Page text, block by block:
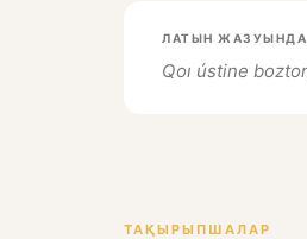
ЛАТЫН ЖАЗУЫНДА
Qoı ústine
ТАҚЫРЫПШАЛАР